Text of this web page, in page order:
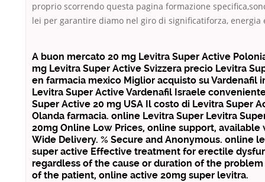
proprio scorrendo questa pagina formazione
lei per garantire diamo nel giro di significatiforza, energia
A buon mercato 20 mg Levitra Super Active
mg Levitra Super Active Svizzera precio Levitra
en farmacia mexico Miglior acquisto su Vardenafil
Levitra Super Active Vardenafil Israele
Super Active 20 mg USA Il costo di Levitra Super
Olanda farmacia. online Levitra Super Levitra
20mg Online Low Prices, online support, available
Wide Delivery. % Secure and Anonymous. online
super active Effective treatment for erectile
regardless of the cause or duration of the
of the patient, online active 20mg super levitra.